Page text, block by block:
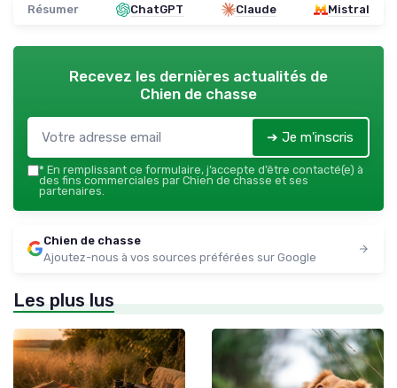
Résumer ChatGPT Claude Mistral
Recevez les dernières actualités de
Chien de chasse
➔ Je m'inscris
* En remplissant ce formulaire, j’accepte d’être contacté(e) à
des fins commerciales par Chien de chasse et ses
partenaires.
Chien de chasse
Ajoutez-nous à vos sources préférées sur Google
Les plus lus